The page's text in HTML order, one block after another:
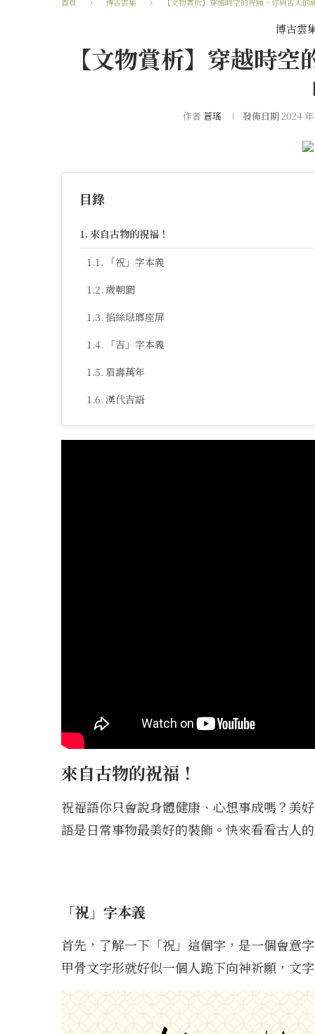
博古雲
【文物賞析】穿越時
作者蒼瑤 發佈日期2024
目錄
來自古物的祝福！
「祝」字本義
歲朝圖
掐絲琺瑯座屏
「吉」字本義
眉壽萬年
漢代吉語
來自古物的祝福！
祝福語你只會說身體健康、心想事成嗎？美
語是日常事物最美好的裝飾。快來看看古人
「祝」字本義
首先，了解一下「祝」這個字，是一個會意
甲骨文字形就好似一個人跪下向神祈願，文